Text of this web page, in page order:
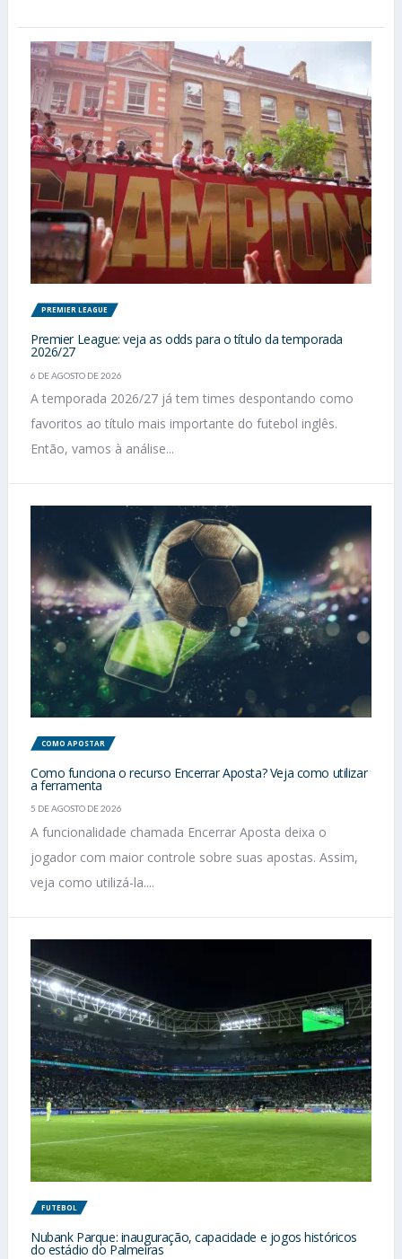
PREMIER LEAGUE
Premier League: veja as odds para o título da temporada
2026/27
6 DE AGOSTO DE 2026
A temporada 2026/27 já tem times despontando como
favoritos ao título mais importante do futebol inglês.
Então, vamos à análise...
COMO APOSTAR
Como funciona o recurso Encerrar Aposta? Veja como utilizar
a ferramenta
5 DE AGOSTO DE 2026
A funcionalidade chamada Encerrar Aposta deixa o
jogador com maior controle sobre suas apostas. Assim,
veja como utilizá-la....
FUTEBOL
Nubank Parque: inauguração, capacidade e jogos históricos
do estádio do Palmeiras